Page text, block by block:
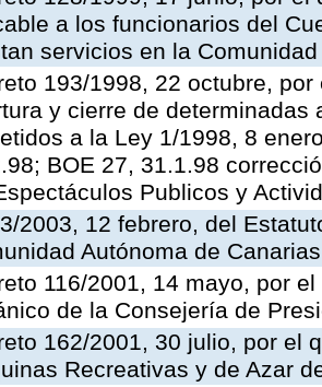
a los funcionarios del
servicios en la
193/1998, 22 octubre,
y cierre de
a la Ley 1/1998, 8
BOE 27, 31.1.98
Publicos y
2003, 12 febrero, del
Autónoma de Canarias
116/2001, 14 mayo, por
de la Consejería de
162/2001, 30 julio, por el
Recreativas y de Azar